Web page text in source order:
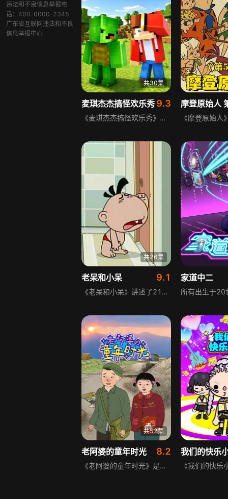
违法和不良信息举报电
话：400-0000-2345
广东省互联网违法和不良
信息举报中心
共30集
麦琪杰杰搞怪欢乐秀 9.3
《麦琪杰杰搞怪欢乐秀》是一部爆笑日常动画，麦琪、杰杰两位活宝组团上线，每天上演脑洞大开的搞笑日常。没有复杂剧情，只有满屏欢乐，奇葩脑洞碰撞、沙雕互坑日常、意外频发的生活闹剧不断。两人性格反差拉满，拌嘴、整活、闯祸样样精通，用无厘头搞笑治愈所有不开心，轻松解压、笑点密集，承包每一天的快乐。
摩登原始人
共26集
老呆和小呆 9.1
《老呆和小呆》讲述了21世纪城市里单亲家庭的故事，主人公是六岁小学生小呆和知识中年爸爸老呆，老呆对小呆倍加爱护却有时物极必反，小呆反而对新鲜事物极度感兴趣，他们遇到过江湖骗子、小偷、匪徒，也遇到过活雷锋等，展现了社会冷暖与温情。
家道中二
共52集
老阿婆的童年时光 8.2
《老阿婆的童年时光》是一档浸润着复古风的节目，它以温暖质朴的笔触，勾勒出80年代小男孩狗蛋的童年画卷，带领观众回到那个简单纯朴的年代。透过狗蛋的故事，在每一帧画面里，重温童年的温馨与感动。狗蛋是一个出生在80年代的小男孩，他的童年有幸福，也有辛酸，节目用细腻的叙事，还原了那个年代的生活细节与情感记忆，让观众在熟悉的场景中找回属于自己的童年印记。
我们的快乐